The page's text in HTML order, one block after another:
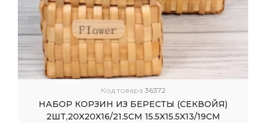
Код товара 36372
НАБОР КОРЗИН ИЗ БЕРЕСТЫ (СЕКВОЙЯ)
2ШТ,20X20X16/21.5CM 15.5X15.5X13/19CM